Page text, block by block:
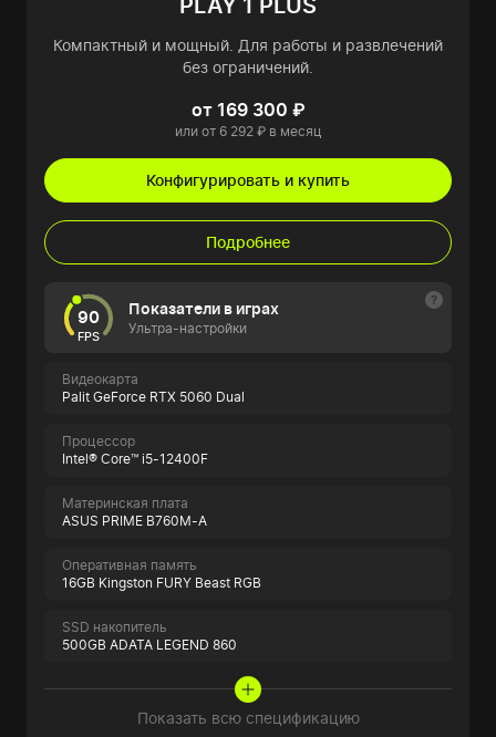
Компактный и мощный. Для работы и развлечений
без ограничений.
от 169 300 ₽
или от 6 292 ₽ в месяц
Конфигурировать и купить
Подробнее
90
FPS
Показатели в играх
Ультра-настройки
Видеокарта
Palit GeForce RTX 5060 Dual
Процессор
Intel® Core™ i5-12400F
Материнская плата
ASUS PRIME B760M-A
Оперативная память
16GB Kingston FURY Beast RGB
SSD накопитель
500GB ADATA LEGEND 860
Показать всю спецификацию